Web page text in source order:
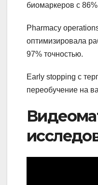
биомаркеров с
Pharmacy
оптимизировала
97% точностью.
Early stopping с
переобучение на